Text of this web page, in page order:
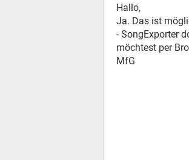
Hallo,
Ja. Das ist
- SongExporter
möchtest per
MfG